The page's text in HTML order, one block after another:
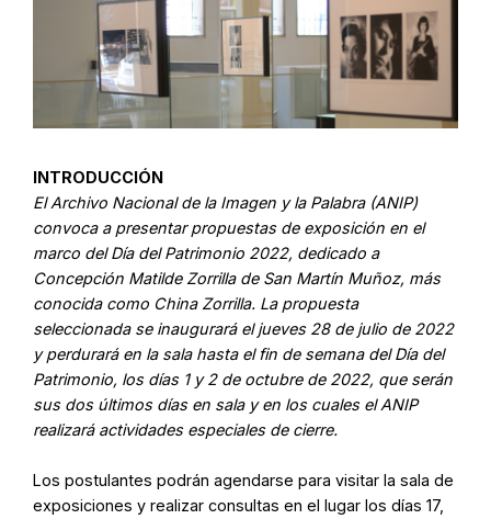
INTRODUCCIÓN
El Archivo Nacional de la Imagen y la Palabra (ANIP)
convoca a presentar propuestas de exposición en el
marco del Día del Patrimonio 2022, dedicado a
Concepción Matilde Zorrilla de San Martín Muñoz, más
conocida como China Zorrilla. La propuesta
seleccionada se inaugurará el jueves 28 de julio de 2022
y perdurará en la sala hasta el fin de semana del Día del
Patrimonio, los días 1 y 2 de octubre de 2022, que serán
sus dos últimos días en sala y en los cuales el ANIP
realizará actividades especiales de cierre.
Los postulantes podrán agendarse para visitar la sala de
exposiciones y realizar consultas en el lugar los días 17,